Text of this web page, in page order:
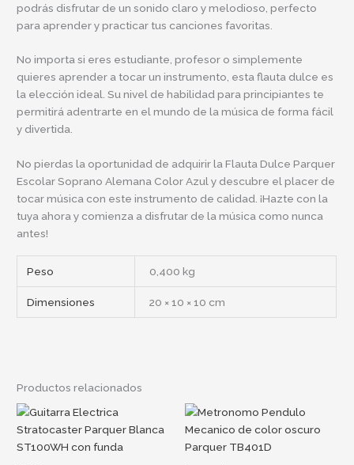
podrás disfrutar de un sonido claro y melodioso, perfecto
para aprender y practicar tus canciones favoritas.
No importa si eres estudiante, profesor o simplemente
quieres aprender a tocar un instrumento, esta flauta dulce es
la elección ideal. Su nivel de habilidad para principiantes te
permitirá adentrarte en el mundo de la música de forma fácil
y divertida.
No pierdas la oportunidad de adquirir la Flauta Dulce Parquer
Escolar Soprano Alemana Color Azul y descubre el placer de
tocar música con este instrumento de calidad. ¡Hazte con la
tuya ahora y comienza a disfrutar de la música como nunca
antes!
Peso 0,400 kg
Dimensiones 20 × 10 × 10 cm
Productos relacionados